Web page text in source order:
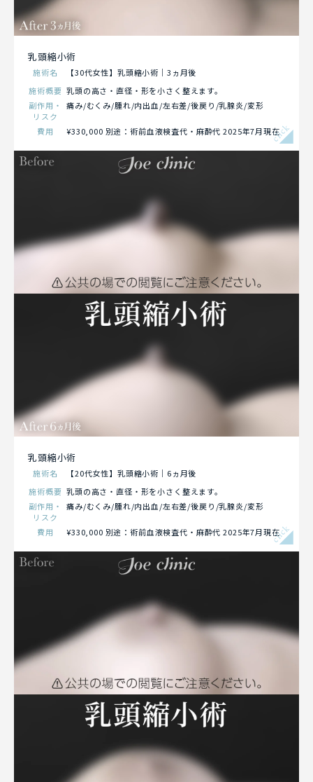
乳頭縮小術
施術名
【30代女性】乳頭縮小術｜3ヵ月後
施術概要 乳頭の高さ・直径・形を小さく整えます。
副作用・
リスク
痛み/むくみ/腫れ/内出血/左右差/後戻り/乳腺炎/変形
費用 ¥330,000 別途：術前血液検査代・麻酔代 2025年7月現在click
乳頭縮小術
施術名
【20代女性】乳頭縮小術｜6ヵ月後
施術概要 乳頭の高さ・直径・形を小さく整えます。
副作用・
リスク
痛み/むくみ/腫れ/内出血/左右差/後戻り/乳腺炎/変形
費用 ¥330,000 別途：術前血液検査代・麻酔代 2025年7月現在click